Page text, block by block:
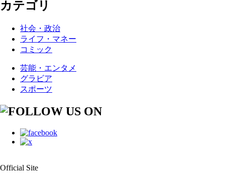
カテゴリ
社会・政治
ライフ・マネー
コミック
芸能・エンタメ
グラビア
スポーツ
Official Site